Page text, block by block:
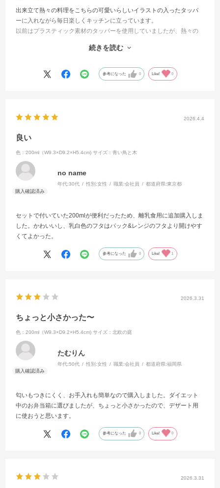
出来立て熱々の料理をこちらの可愛いらしいイラストの入ったタッパ
ーに入れながら毎日楽しくキッチンに立っています。
以前はプラスティック素材のタッパーを使用していましたが、熱々の
ガラス素材になってからはレンジで温め直しても安心しています。匂
我が家では作り置きおかずをストックすることが多いので、タッパー
は大活躍です。中身もよく見えるので冷蔵庫に沢山入れていても何が
いので清潔に保てますね。
トが描かれたものにしました。使用頻度が多いので大好きな絵柄の入
ます。
最近iwakiさんのタッパーがホームページで購入できることを知りまし
た。実は直接購入するのは2回目です。あちこちお店に商品を探しに行
かずに助かりました。
料理を作る時や冷蔵庫を開けた時、可愛らしいイラストのタッパーに
す。
これからもずっと愛用し続けますので、どうぞ宜しくお願いいたしま
す。m(_ _)m
続きを読む
参考になった 0 Like! 0
2026.4.4
良い
色：200ml（W9.3×D9.2×H5.4cm) サイズ：青い鳥と木
no name
年代:30代 性別:女性 職業:会社員 都道府県:東京都
セットで付いていた200mlが便利だったため、離乳食用に追加購入しま
した。かわいいし、乳白色のフタはパック&レンジのフタより開けやす
くてよかった。
参考になった 0 Like! 1
2026.3.31
ちょっと小さかった〜
色：200ml（W9.3×D9.2×H5.4cm) サイズ：北欧の庭
たむりん
年代:50代 性別:女性 職業:会社員 都道府県:福岡県
匂いもつきにくく、お手入れも簡単なので購入しました。ダイエット
中のお弁当箱に選びましたが、ちょっと小さかったので、デザート用
に使おうと思います。
参考になった 0 Like! 0
2026.3.31